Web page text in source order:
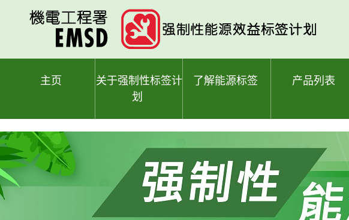
主页
关于强制性标签计
划
了解能源标签 产品列表